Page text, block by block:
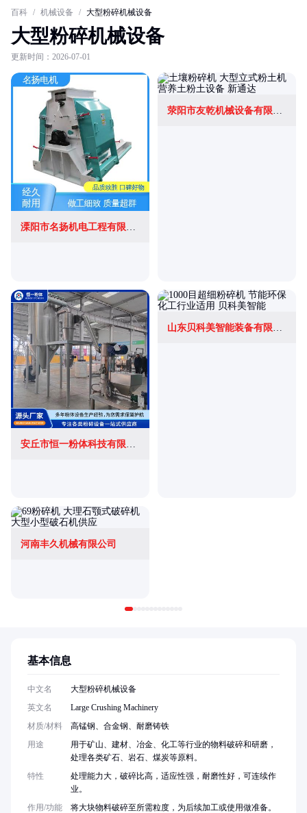
百科 / 机械设备 / 大型粉碎机械设备
大型粉碎机械设备
更新时间：2026-07-01
溧阳市名扬机电工程有限公司
荥阳市友乾机械设备有限公司
河南丰久机械有限公司
基本信息
中文名
大型粉碎机械设备
英文名
Large Crushing Machinery
材质/材料
高锰钢、合金钢、耐磨铸铁
用途
用于矿山、建材、冶金、化工等行业的物料破碎和研磨，
处理各类矿石、岩石、煤炭等原料。
特性
处理能力大，破碎比高，适应性强，耐磨性好，可连续作
业。
作用/功能
将大块物料破碎至所需粒度，为后续加工或使用做准备。